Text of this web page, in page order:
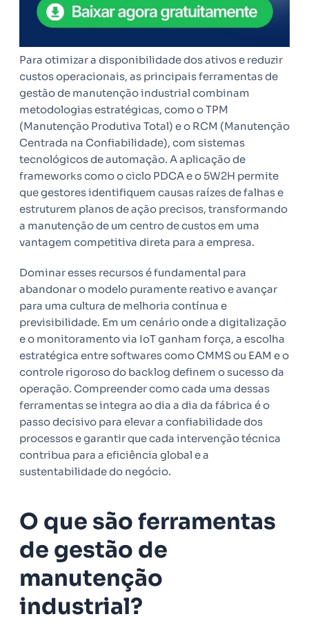
Para otimizar a disponibilidade dos ativos e reduzir
custos operacionais, as principais ferramentas de
gestão de manutenção industrial combinam
metodologias estratégicas, como o TPM
(Manutenção Produtiva Total) e o RCM (Manutenção
Centrada na Confiabilidade), com sistemas
tecnológicos de automação. A aplicação de
frameworks como o ciclo PDCA e o 5W2H permite
que gestores identifiquem causas raízes de falhas e
estruturem planos de ação precisos, transformando
a manutenção de um centro de custos em uma
vantagem competitiva direta para a empresa.
Dominar esses recursos é fundamental para
abandonar o modelo puramente reativo e avançar
para uma cultura de melhoria contínua e
previsibilidade. Em um cenário onde a digitalização
e o monitoramento via IoT ganham força, a escolha
estratégica entre softwares como CMMS ou EAM e o
controle rigoroso do backlog definem o sucesso da
operação. Compreender como cada uma dessas
ferramentas se integra ao dia a dia da fábrica é o
passo decisivo para elevar a confiabilidade dos
processos e garantir que cada intervenção técnica
contribua para a eficiência global e a
sustentabilidade do negócio.
O que são ferramentas
de gestão de
manutenção
industrial?